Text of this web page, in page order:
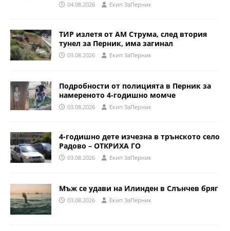
04.08.2026 Eкип ЗаПерник
ТИР излетя от АМ Струма, след втория
тунел за Перник, има загинал
03.08.2026 Eкип ЗаПерник
Подробности от полицията в Перник за
намереното 4-годишно момче
03.08.2026 Eкип ЗаПерник
4-годишно дете изчезна в трънското село
Радово – ОТКРИХА ГО
03.08.2026 Eкип ЗаПерник
Мъж се удави на Илинден в Слънчев бряг
03.08.2026 Eкип ЗаПерник